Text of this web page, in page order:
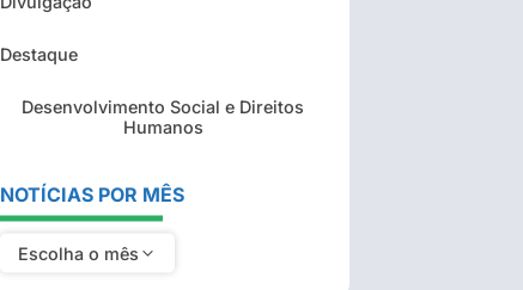
Destaque
Desenvolvimento Social e Direitos
Humanos
NOTÍCIAS POR MÊS
Escolha o mês